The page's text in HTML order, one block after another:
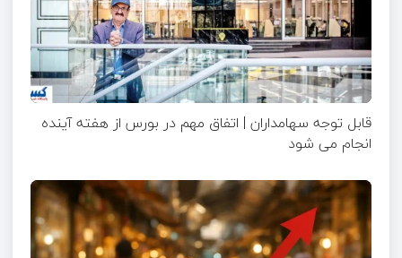
قابل توجه سهامداران | اتفاق مهم در بورس از هفته آینده
انجام می شود